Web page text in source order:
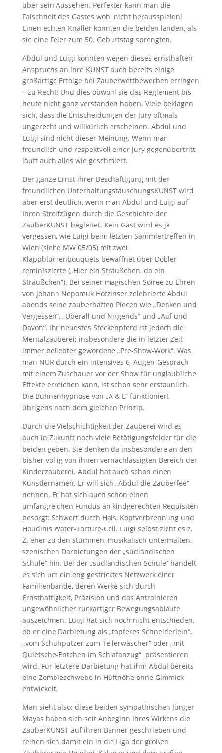
über sein Aussehen. Perfekter kann man die
Falschheit des Gastes wohl nicht herausspielen!
Einen echten Knaller konnten die beiden landen, als
sie eine Feier zum 50. Geburtstag sprengten.
Abdul und Luigi konnten wegen dieses ernsthaften
Anspruchs an ihre KUNST auch bereits einige
großartige Erfolge bei Zauberwettbewerben erringen
– zu Recht! Und dies obwohl sie das Reglement bis
heute nicht ganz verstanden haben. Viele beklagen
sich, dass die Entscheidungen der Jury oftmals
ungerecht und willkürlich erscheinen. Abdul und
Luigi sind nicht dieser Meinung. Wenn man
freundlich und respektvoll einer Jury gegenübertritt,
läuft auch alles wie geschmiert.
Der ganze Ernst ihrer Beschäftigung mit der
freundlichen UnterhaltungstäuschungsKUNST wird
aber erst deutlich, wenn man Abdul und Luigi auf
Ihren Streifzügen durch die Geschichte der
ZauberKUNST begleitet. Kein Gast wird es je
vergessen, wie Luigi beim letzten Sammlertreffen in
Wien (siehe MW 05/05) mit zwei
Klappblumenbouquets bewaffnet über Döbler
reminiszierte („Hier ein Sträußchen, da ein
Sträußchen“). Bei seiner magischen Soiree zu Ehren
von Johann Nepomuk Hofzinser zelebrierte Abdul
abends seine zauberhaften Piecen wie „Denken und
Vergessen“, „Überall und Nirgends“ und „Auf und
Davon“. Ihr neuestes Steckenpferd ist jedoch die
Mentalzauberei; insbesondere die in letzter Zeit
immer beliebter gewordene „Pre-Show-Work“. Was
man NUR durch ein intensives 6–Augen-Gespräch
mit einem Zuschauer vor der Show für unglaubliche
Effekte erreichen kann, ist schon sehr erstaunlich.
Die Bühnenhypnose von „A & L“ funktioniert
übrigens nach dem gleichen Prinzip.
Durch die Vielschichtigkeit der Zauberei wird es
auch in Zukunft noch viele Betätigungsfelder für die
beiden geben. Sie denken da insbesondere an den
bisher völlig von ihnen vernachlässigten Bereich der
Kinderzauberei. Abdul hat auch schon einen
Künstlernamen. Er will sich „Abdul die Zauberfee“
nennen. Er hat sich auch schon einen
umfangreichen Fundus an kindgerechten Requisiten
besorgt: Schwert durch Hals, Kopfverbrennung und
Houdinis Water-Torture-Cell. Luigi selbst zieht es z.
Z. eher zu den stummen, musikalisch untermalten,
szenischen Darbietungen der „südländischen
Schule“ hin. Bei der „südländischen Schule“ handelt
es sich um ein eng gestricktes Netzwerk einer
Familienbande, deren Werke sich durch
Ernsthaftigkeit, Präzision und das Antrainieren
ungewöhnlicher ruckartiger Bewegungsabläufe
auszeichnen. Luigi hat sich noch nicht entschieden,
ob er eine Darbietung als „tapferes Schneiderlein“,
„vom Schuhputzer zum Tellerwäscher“ oder „mit
Quietsche-Entchen im Schlafanzug“ präsentieren
wird. Für letztere Darbietung hat ihm Abdul bereits
eine Zombieschwebe in Hüfthöhe ohne Gimmick
entwickelt.
Man sieht also: diese beiden sympathischen Jünger
Mayas haben sich seit Anbeginn Ihres Wirkens die
ZauberKUNST auf ihren Banner geschrieben und
reihen sich damit ein in die Liga der großen